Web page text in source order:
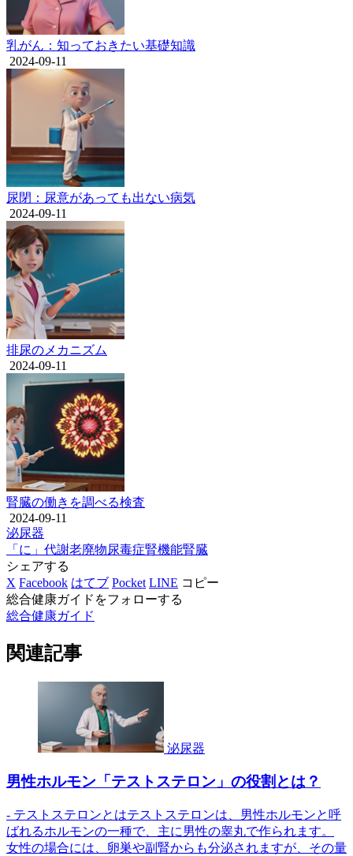
乳がん：知っておきたい基礎知識
2024-09-11
尿閉：尿意があっても出ない病気
2024-09-11
排尿のメカニズム
2024-09-11
腎臓の働きを調べる検査
2024-09-11
泌尿器
「に」 代謝老廃物尿毒症腎機能腎臓
シェアする
X Facebook はてブ Pocket LINE コピー
総合健康ガイドをフォローする
総合健康ガイド
関連記事
泌尿器
男性ホルモン「テストステロン」の役割とは？
- テストステロンとはテストステロンは、男性ホルモンと呼
ばれるホルモンの一種で、主に男性の睾丸で作られます。
女性の場合には、卵巣や副腎からも分泌されますが、その量